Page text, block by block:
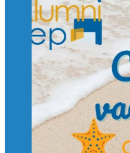
il y a 2 mois
Voir sur Facebook ·
🙏 Soutenez l’Isep
et contribuons
d’ingénieurs de
Merci à tous !
🎯 Taxe
un numérique au